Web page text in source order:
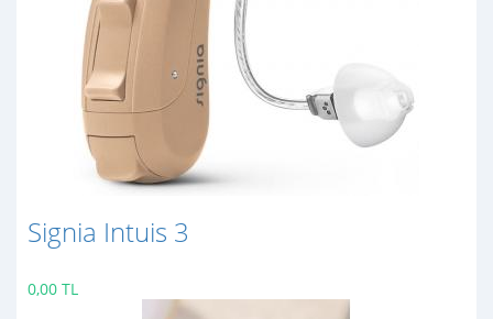
Signia Intuis 3
0,00 TL